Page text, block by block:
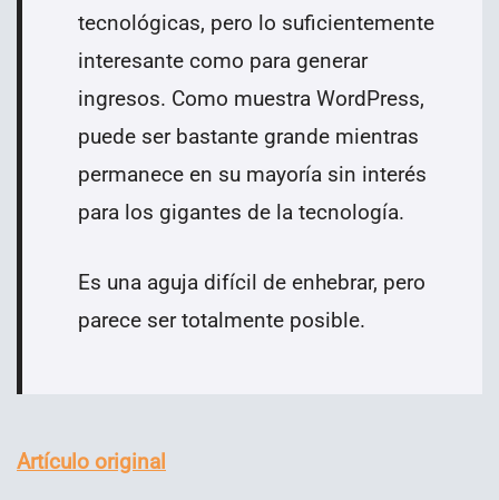
tecnológicas, pero lo suficientemente
interesante como para generar
ingresos. Como muestra WordPress,
puede ser bastante grande mientras
permanece en su mayoría sin interés
para los gigantes de la tecnología.
Es una aguja difícil de enhebrar, pero
parece ser totalmente posible.
Artículo original